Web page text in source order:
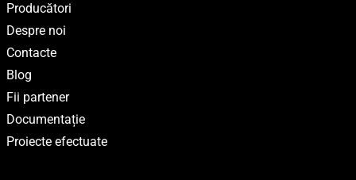
Producători
Despre noi
Contacte
Blog
Fii partener
Documentație
Proiecte efectuate